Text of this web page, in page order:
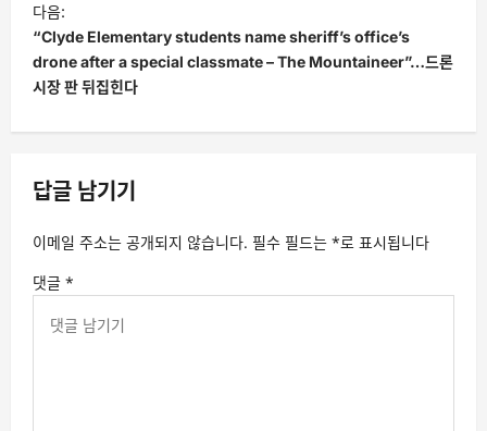
다음:
“Clyde Elementary students name sheriff’s office’s
drone after a special classmate – The Mountaineer”…드론
시장 판 뒤집힌다
답글 남기기
이메일 주소는 공개되지 않습니다. 필수 필드는 *로 표시됩니다
댓글 *